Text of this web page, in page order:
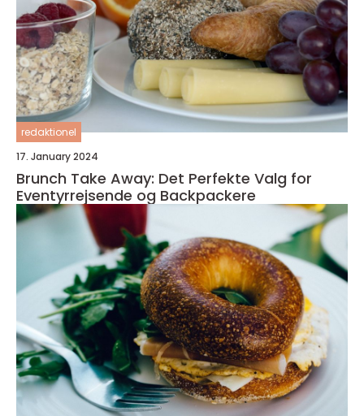
redaktionel
17. January 2024
Brunch Take Away: Det Perfekte Valg for
Eventyrrejsende og Backpackere